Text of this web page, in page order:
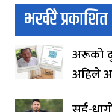
भर्खरै प्रकाशित
अरूको
अहिले